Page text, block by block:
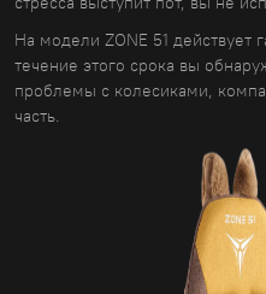
На модели ZONE 51 действует
течение этого срока вы
проблемы с колесиками,
часть.